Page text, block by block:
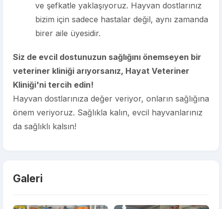
ve şefkatle yaklaşıyoruz. Hayvan dostlarınız
bizim için sadece hastalar değil, aynı zamanda
birer aile üyesidir.
Siz de evcil dostunuzun sağlığını önemseyen bir
veteriner kliniği arıyorsanız, Hayat Veteriner
Kliniği'ni tercih edin!
Hayvan dostlarınıza değer veriyor, onların sağlığına
önem veriyoruz. Sağlıkla kalın, evcil hayvanlarınız
da sağlıklı kalsın!
Galeri